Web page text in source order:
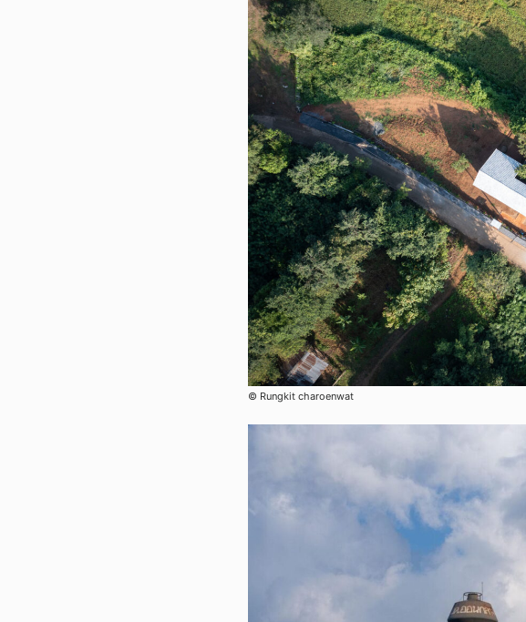
©︎ Rungkit charoenwat